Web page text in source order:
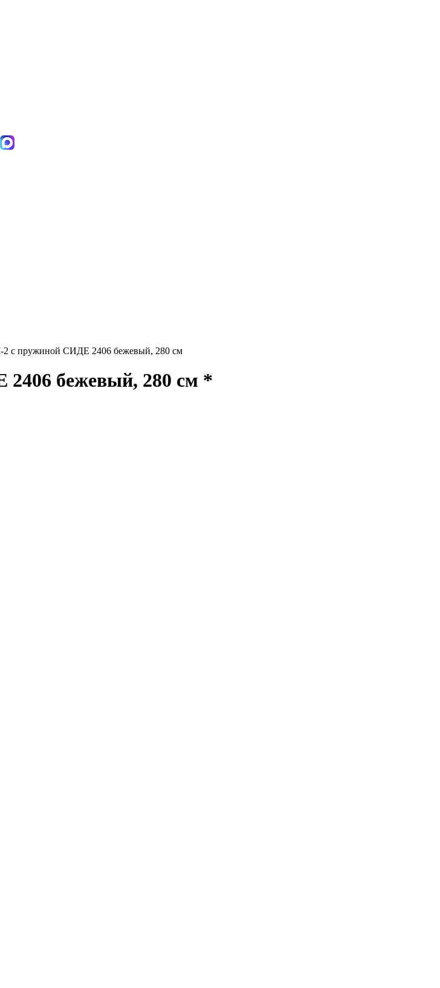
с пружиной СИДЕ 2406 бежевый, 280 см
бежевый, 280 см *